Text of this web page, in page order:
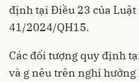
định tại Điều 23 của Luật
41/2024/QH15.
Các đối tượng quy định
và g nêu trên nghỉ